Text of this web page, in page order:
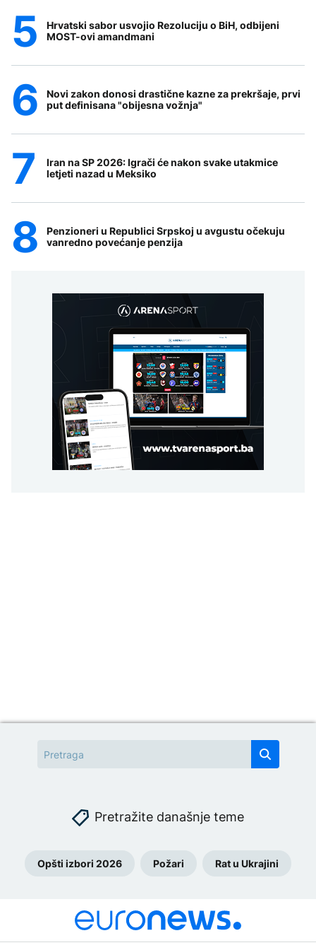
Hrvatski sabor usvojio Rezoluciju o BiH, odbijeni
MOST-ovi amandmani
Novi zakon donosi drastične kazne za prekršaje, prvi
put definisana "obijesna vožnja"
Iran na SP 2026: Igrači će nakon svake utakmice
letjeti nazad u Meksiko
Penzioneri u Republici Srpskoj u avgustu očekuju
vanredno povećanje penzija
Pretražite današnje teme
Opšti izbori 2026 Požari Rat u Ukrajini